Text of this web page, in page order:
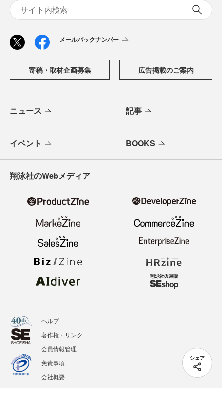
シェア
メールバックナンバー
寄稿・取材企画募集 広告掲載のご案内
ニュース 記事
イベント BOOKS
翔泳社のWebメディア
ヘルプ
著作権・リンク
会員情報管理
免責事項
会社概要